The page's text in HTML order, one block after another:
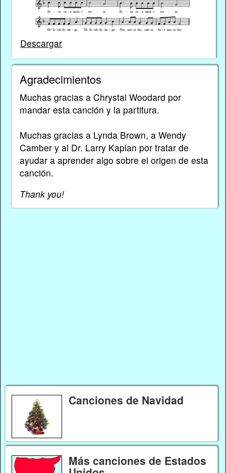
Descargar
Agradecimientos
Muchas gracias a Chrystal Woodard por
mandar esta canción y la partitura.
Muchas gracias a Lynda Brown, a Wendy
Camber y al Dr. Larry Kaplan por tratar de
ayudar a aprender algo sobre el origen de esta
canción.
Thank you!
Canciones de Navidad
Más canciones de Estados